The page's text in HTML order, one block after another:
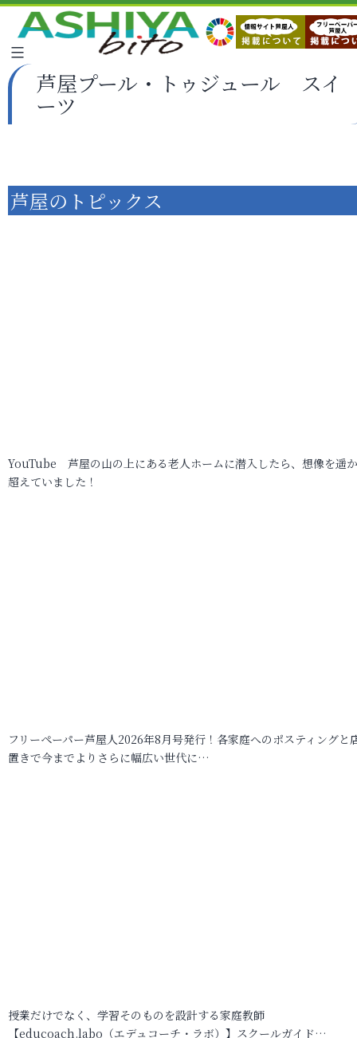
芦屋プール・トゥジュール スイ
ーツ
芦屋のトピックス
YouTube 芦屋の山の上にある老人ホームに潜入したら、想像を遥
超えていました！
フリーペーパー芦屋人2026年8月号発行！各家庭へのポスティングと
置きで今までよりさらに幅広い世代に…
授業だけでなく、学習そのものを設計する家庭教師
【educoach.labo（エデュコーチ・ラボ）】スクールガイド…